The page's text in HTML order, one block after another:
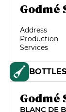
Godmé
Address
Production
Services
Godmé
BLANC DE